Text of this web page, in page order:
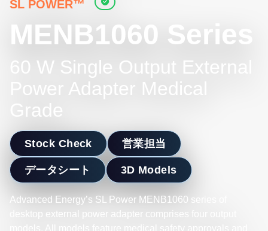
SL POWER™
MENB1060 Series
60 W Single Output External
Power Adapter Medical
Grade
Stock Check 営業担当
データシート 3D Models
Advanced Energy’s SL Power MENB1060 series of
desktop external power adapter comprises four output